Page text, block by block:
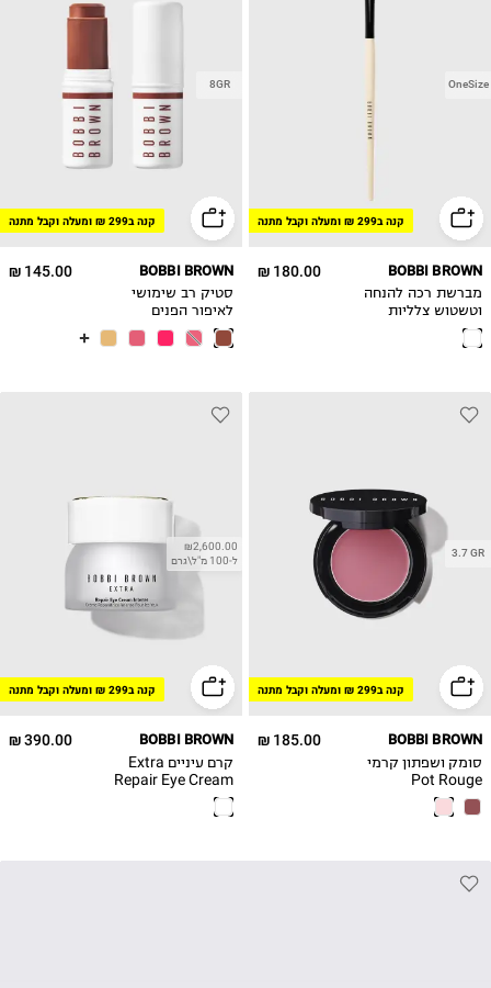
קנה ב299 ₪ ומעלה וקבל מתנה
OneSize
180.00 ₪ BOBBI BROWN
מברשת רכה להנחה
וטשטוש צלליות
קנה ב299 ₪ ומעלה וקבל מתנה
8GR
145.00 ₪ BOBBI BROWN
סטיק רב שימושי
לאיפור הפנים
קנה ב299 ₪ ומעלה וקבל מתנה
3.7 GR
185.00 ₪ BOBBI BROWN
סומק ושפתון קרמי
Pot Rouge
קנה ב299 ₪ ומעלה וקבל מתנה
₪2,600.00
ל-100 מ"ל\גרם
390.00 ₪ BOBBI BROWN
קרם עיניים Extra
Repair Eye Cream
Intense